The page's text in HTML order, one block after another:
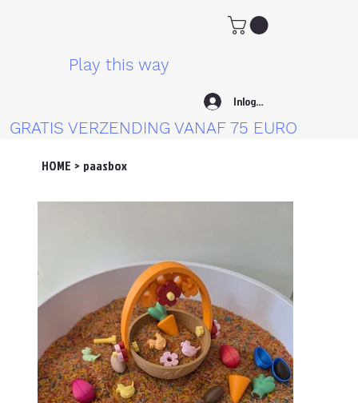
Play this way
Inloggen
GRATIS VERZENDING VANAF 75 EURO
HOME > paasbox